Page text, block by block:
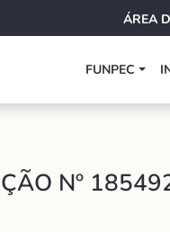
ÁREA
FUNPEC
Nº